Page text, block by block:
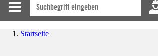
Startseite